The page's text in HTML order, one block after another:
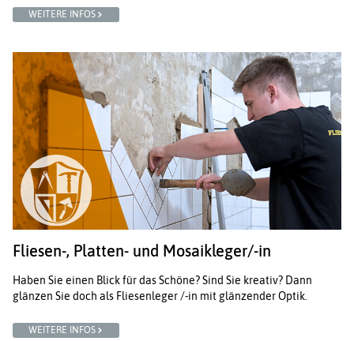
WEITERE INFOS
Fliesen-, Platten- und Mosaikleger/-in
Haben Sie einen Blick für das Schöne? Sind Sie kreativ? Dann
glänzen Sie doch als Fliesenleger /-in mit glänzender Optik.
WEITERE INFOS